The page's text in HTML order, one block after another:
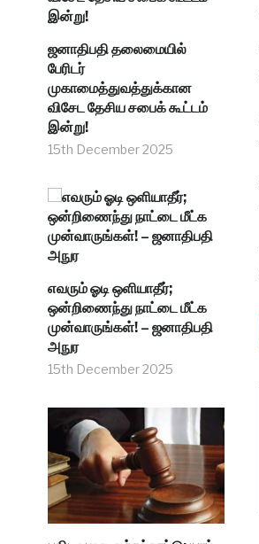
ஜனாதிபதி தலைமையில்
பேரிடர்
முகாமைத்துவத்துக்கான
விசேட தேசிய சபைக் கூட்டம்
இன்று!
15th December 2025
எவரும் ஓடி ஒளியாதீர்;
ஒன்றிணைந்து நாட்டை மீட்க
முன்வாருங்கள்! – ஜனாதிபதி
அநுர
15th December 2025